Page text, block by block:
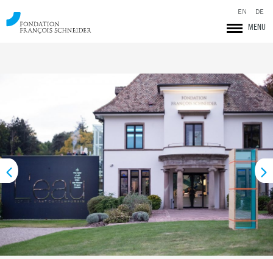
Fondation François Schneider
MENU
EN DE